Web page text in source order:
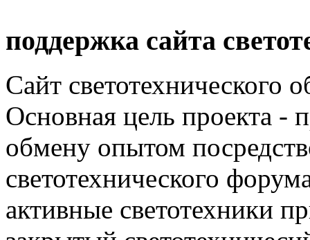
поддержка сайта
Сайт светотехнического
Основная цель проекта -
обмену опытом
светотехнического
активные светотехники